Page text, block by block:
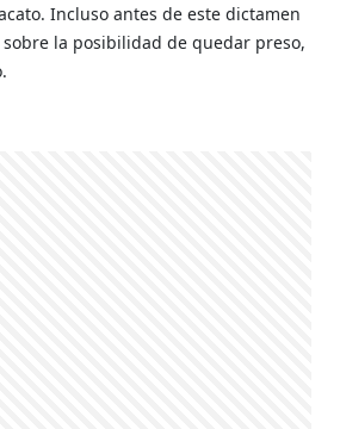
Incluso antes de este dictamen
la posibilidad de quedar preso,